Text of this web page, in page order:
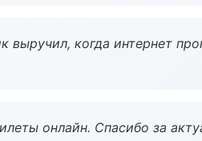
выручил, когда интернет
онлайн. Спасибо за